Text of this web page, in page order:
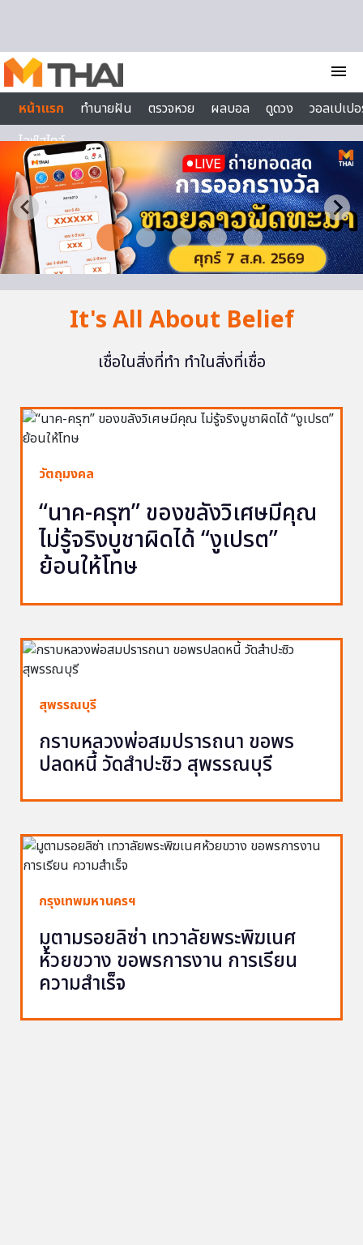
menu
หน้าแรก
ทำนายฝัน ตรวจหวย ผลบอล ดูดวง
วอลเปเป
ไลฟ์สไตล์
It's All About Belief
เชื่อในสิ่งที่ทำ ทำในสิ่งที่เชื่อ
วัตถุมงคล
“นาค-ครุฑ” ของขลังวิเศษมีคุณ
ไม่รู้จริงบูชาผิดได้ “งูเปรต”
ย้อนให้โทษ
สุพรรณบุรี
กราบหลวงพ่อสมปรารถนา ขอพร
ปลดหนี้ วัดสำปะซิว สุพรรณบุรี
กรุงเทพมหานครฯ
มูตามรอยลิซ่า เทวาลัยพระพิฆเนศ
ห้วยขวาง ขอพรการงาน การเรียน
ความสำเร็จ